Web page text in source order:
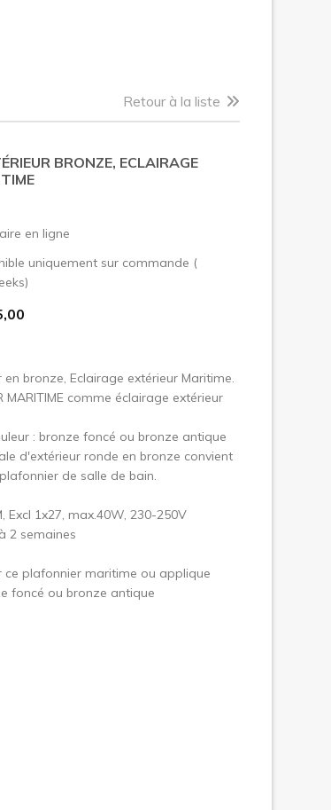
Retour à la liste
BRONZE, ECLAIRAGE
en ligne
uniquement sur commande (
bronze, Eclairage extérieur Maritime.
MARITIME comme éclairage extérieur
: bronze foncé ou bronze antique
d'extérieur ronde en bronze convient
de salle de bain.
Excl 1x27, max.40W, 230-250V
2 semaines
ce plafonnier maritime ou applique
foncé ou bronze antique